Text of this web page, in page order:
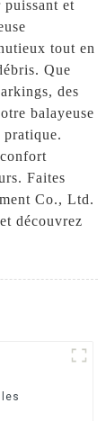
et
tout en
Que
des
balayeuse
Faites
Co., Ltd.
découvrez